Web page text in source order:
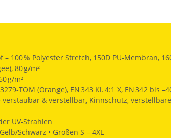
100 % Polyester Stretch, 150D PU‑Membran,
80 g/m²
g/m²
(Orange), EN 343 Kl. 4:1 X, EN 342 bis
& verstellbar, Kinnschutz,
UV-Strahlen
Schwarz • Größen S – 4XL